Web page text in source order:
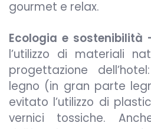
gourmet e relax.
Ecologia e sostenibilità
l’utilizzo di materiali
progettazione
legno (in gran parte
evitato l’utilizzo di
vernici tossiche.